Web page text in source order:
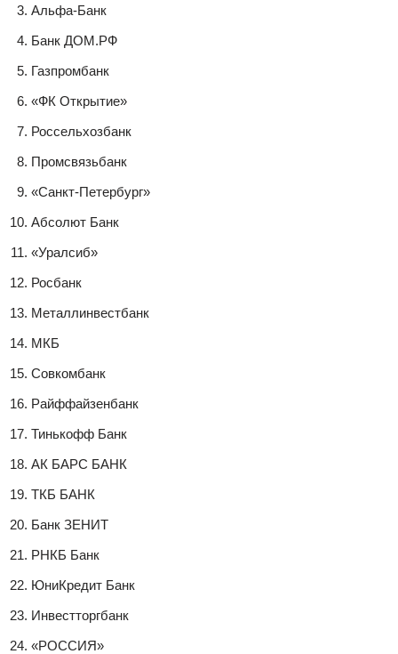
Альфа-Банк
Банк ДОМ.РФ
Газпромбанк
«ФК Открытие»
Россельхозбанк
Промсвязьбанк
«Санкт-Петербург»
Абсолют Банк
«Уралсиб»
Росбанк
Металлинвестбанк
МКБ
Совкомбанк
Райффайзенбанк
Тинькофф Банк
АК БАРС БАНК
ТКБ БАНК
Банк ЗЕНИТ
РНКБ Банк
ЮниКредит Банк
Инвестторгбанк
«РОССИЯ»